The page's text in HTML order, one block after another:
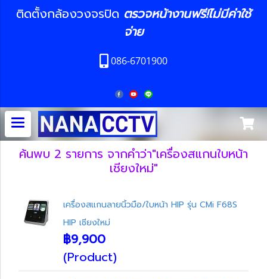
ติดตั้งกล้องวงจรปิด ตรวจหน้างานฟรี!ไม่มีค่าใช้
จ่าย
086-6701900
ค้นพบ 2 รายการ จากคำว่า"เครื่องสแกนใบหน้า
เชียงใหม่"
เครื่องสแกนลายนิ้วมือ/ใบหน้า HIP รุ่น CMi F68S
HIP เชียงใหม่
฿9,900
(Product)